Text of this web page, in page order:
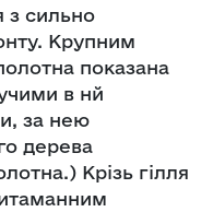
з сильно
Крупним
показана
в нй
за нею
дерева
Крізь гілля